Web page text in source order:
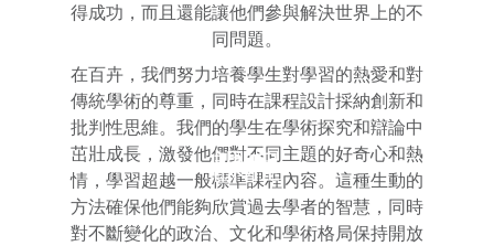
課程
得成功，而且還能讓他們參與解決世界上的不
同問題。
在百卉，我們努力培養學生對學習的熱愛和對
傳統學術的尊重，同時在課程設計採納創新和
批判性思維。 我們的學生在學術探究和辯論中
茁壯成長，激發他們對不同主題的好奇心和熱
情，學習超越一般標準課程內容。這種生動的
方法確保他們能夠欣賞過去學者的智慧，同時
對不斷變化的政治、文化和學術格局保持開放